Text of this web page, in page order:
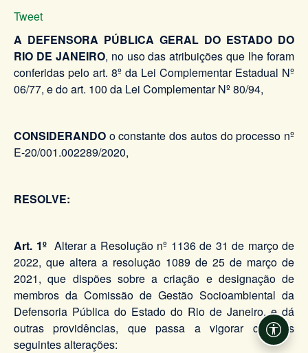
Tweet
A DEFENSORA PÚBLICA GERAL DO ESTADO DO
RIO DE JANEIRO, no uso das atribuições que lhe foram
conferidas pelo art. 8º da Lei Complementar Estadual Nº
06/77, e do art. 100 da Lei Complementar Nº 80/94,
CONSIDERANDO o constante dos autos do processo nº
E-20/001.002289/2020,
RESOLVE:
Art. 1ºAlterar a Resolução nº 1136 de 31 de março de
2022, que altera a resolução 1089 de 25 de março de
2021, que dispões sobre a criação e designação de
membros da Comissão de Gestão Socioambiental da
Defensoria Pública do Estado do Rio de Janeiro, e dá
outras providências, que passa a vigorar com as
seguintes alterações: